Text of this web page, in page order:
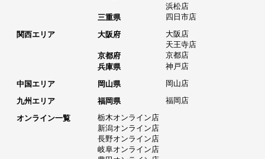
浜松店
三重県
四日市店
関西エリア
大阪府
大阪店
天王寺店
京都府
京都店
兵庫県
神戸店
中国エリア
岡山県
岡山店
九州エリア
福岡県
福岡店
オンライン一覧
栃木オンライン店
新潟オンライン店
長野オンライン店
岐阜オンライン店